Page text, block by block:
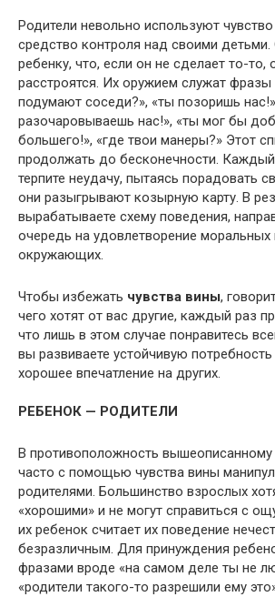
Родители невольно используют
средство контроля над своими детьми.
ребенку, что, если он не сделает то-то,
расстроятся. Их оружием служат фразы
подумают соседи?», «ты позоришь
разочаровываешь нас!», «ты мог бы
большего!», «где твои манеры?» Этот
продолжать до бесконечности.
терпите неудачу, пытаясь порадовать
они разыгрывают козырную карту. В
вырабатываете схему поведения,
очередь на удовлетворение моральных
окружающих.
Чтобы избежать чувства вины,
чего хотят от вас другие, каждый раз
что лишь в этом случае понравитесь
вы развиваете устойчивую
хорошее впечатление на других.
РЕБЕНОК — РОДИТЕЛИ
В противоположность вышеописанному
часто с помощью чувства вины
родителями. Большинство взрослых
«хорошими» и не могут справиться с
их ребенок считает их поведение
безразличным. Для принуждения
фразами вроде «на самом деле ты не
«родители такого-то разрешили ему